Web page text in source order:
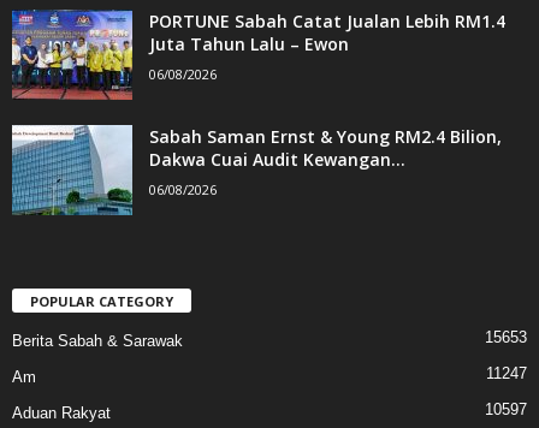
PORTUNE Sabah Catat Jualan Lebih RM1.4
Juta Tahun Lalu – Ewon
06/08/2026
Sabah Saman Ernst & Young RM2.4 Bilion,
Dakwa Cuai Audit Kewangan...
06/08/2026
POPULAR CATEGORY
Berita Sabah & Sarawak 15653
Am 11247
Aduan Rakyat 10597